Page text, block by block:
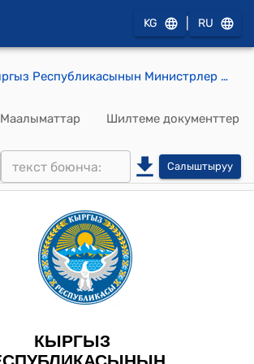
KG RU
Кыргыз Республикасынын Министрлер Кабинетини 2025-жылдын 14-апрелинин № 200 Кыргыз Республикасынын Министрлер Кабинетинин 2022-жылдын 29-июлундагы № 418 "Мамлекеттик жогорку окуу жайлардын жетекчилерин кызматка дайындоо, бошотуу жана аттестациялоо тартиби жөнүндө" токтомуна өзгөртүү киргизүү тууралуу" токтому
Маалыматтар Шилтеме документтер
Салыштыруу